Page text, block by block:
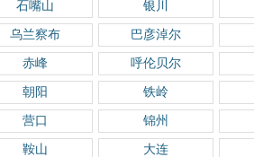
石嘴山 银川
乌兰察布 巴彦淖尔
赤峰 呼伦贝尔
朝阳 铁岭
营口 锦州
鞍山 大连